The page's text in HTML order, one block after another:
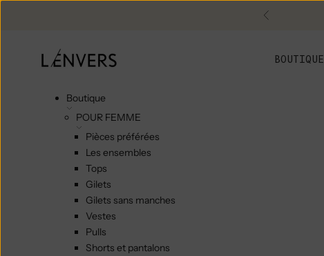
Précédent
L'ENVERS BOUTIQUE
Boutique
POUR FEMME
Pièces préférées
Les ensembles
Tops
Gilets
Gilets sans manches
Vestes
Pulls
Shorts et pantalons